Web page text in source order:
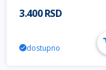
5AS EU2 Thea ULTIMA
3.400 RSD
dostupno